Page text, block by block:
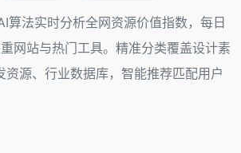
算法实时分析全网资源价值指数，每日
网站与热门工具。精准分类覆盖设计素
资源、行业数据库，智能推荐匹配用户